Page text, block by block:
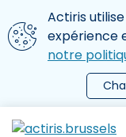
Aller au contenu
Nous utilisons
Actiris
expérience
notre
le menu